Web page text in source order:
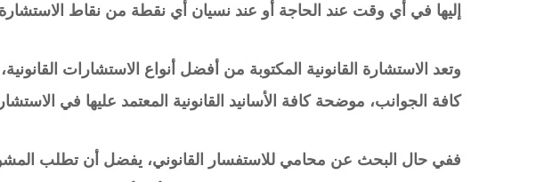
إليها في أي وقت عند الحاجة أو عند نسيان أي نقطة من نقاط
وتعد الاستشارة القانونية المكتوبة من أفضل أنواع الاستشارات
كافة الجوانب، موضحة كافة الأسانيد القانونية المعتمد عليها في
ففي حال البحث عن محامي للاستفسار القانوني، يفضل أن تطلب